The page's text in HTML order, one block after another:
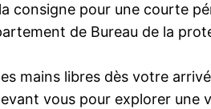
consigne pour une courte
de Bureau de la
mains libres dès votre
vous pour explorer une